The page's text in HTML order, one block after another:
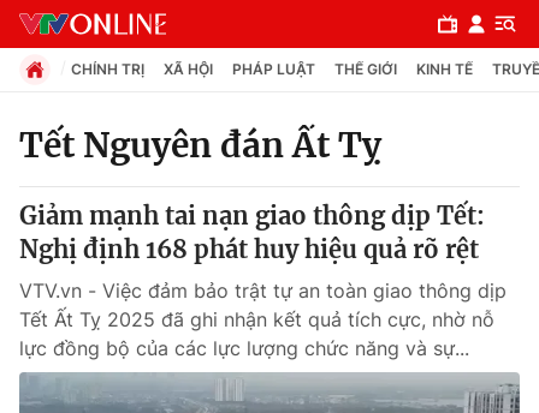
Chuyên mục
Chính trị
Xã hội
Pháp luật
CHÍNH TRỊ XÃ HỘI PHÁP LUẬT THẾ GIỚI KINH TẾ
Tết Nguyên đán Ất Tỵ
Giảm mạnh tai nạn giao thông dịp Tết:
Nghị định 168 phát huy hiệu quả rõ rệt
VTV.vn - Việc đảm bảo trật tự an toàn giao thông dịp
Tết Ất Tỵ 2025 đã ghi nhận kết quả tích cực, nhờ nỗ
lực đồng bộ của các lực lượng chức năng và sự...